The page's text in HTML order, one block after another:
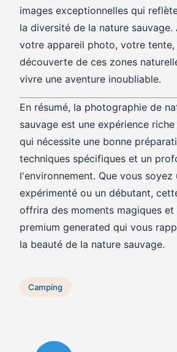
images exceptionnelles qui
la diversité de la nature sauvage.
votre appareil photo, votre
découverte de ces zones
vivre une aventure inoubliable.
En résumé, la photographie de
sauvage est une expérience
qui nécessite une bonne
techniques spécifiques et un
l'environnement. Que vous
expérimenté ou un débutant,
offrira des moments magiques et
premium generated qui vous
la beauté de la nature sauvage.
Camping